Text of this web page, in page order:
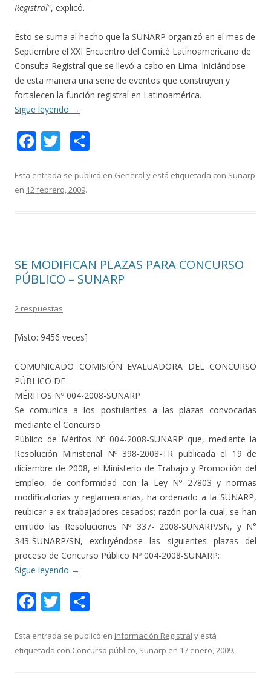
Registral”, explicó.
Esto se suma al hecho que la SUNARP organizó en el mes de
Septiembre el XXI Encuentro del Comité Latinoamericano de
Consulta Registral que se llevó a cabo en Lima. Iniciándose
de esta manera una serie de eventos que construyen y
fortalecen la función registral en Latinoamérica.
Sigue leyendo →
F
e
b
k
T
itt
er
m
r
Esta entrada se publicó en General y está etiquetada con Sunarp
en 12 febrero, 2009.
SE MODIFICAN PLAZAS PARA CONCURSO
PÚBLICO – SUNARP
2 respuestas
[Visto: 9456 veces]
COMUNICADO COMISIÓN EVALUADORA DEL CONCURSO
PÚBLICO DE
MÉRITOS Nº 004-2008-SUNARP
Se comunica a los postulantes a las plazas convocadas
mediante el Concurso
Público de Méritos Nº 004-2008-SUNARP que, mediante la
Resolución Ministerial Nº 398-2008-TR publicada el 19 de
diciembre de 2008, el Ministerio de Trabajo y Promoción del
Empleo, de conformidad con la Ley Nº 27803 y normas
modificatorias y reglamentarias, ha ordenado a la SUNARP,
reubicar a ex trabajadores cesados; razón por la cual, se han
emitido las Resoluciones Nº 337- 2008-SUNARP/SN, y N°
343-SUNARP/SN, excluyéndose las siguientes plazas del
proceso de Concurso Público Nº 004-2008-SUNARP:
Sigue leyendo →
F
e
b
T
itt
er
m
p
Esta entrada se publicó en Información Registral y está
etiquetada con Concurso público, Sunarp en 17 enero, 2009.